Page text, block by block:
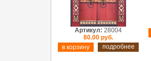
Артикул: 28004
80.00 руб.
подробнее